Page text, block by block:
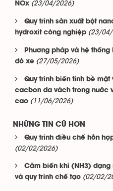
NOx (23/04/2026)
Quy trình sản xuất bột
hydroxit công nghiệp (23/
Phương pháp và hệ
đỗ xe (27/05/2026)
Quy trình biến tính bề mặt
cacbon đa vách trong nước
cao (11/06/2026)
NHỮNG TIN CŨ HƠN
Quy trình điều chế hỗn
(02/02/2026)
Cảm biến khí (NH3) dạng
và quy trình chế tạo (02/02/